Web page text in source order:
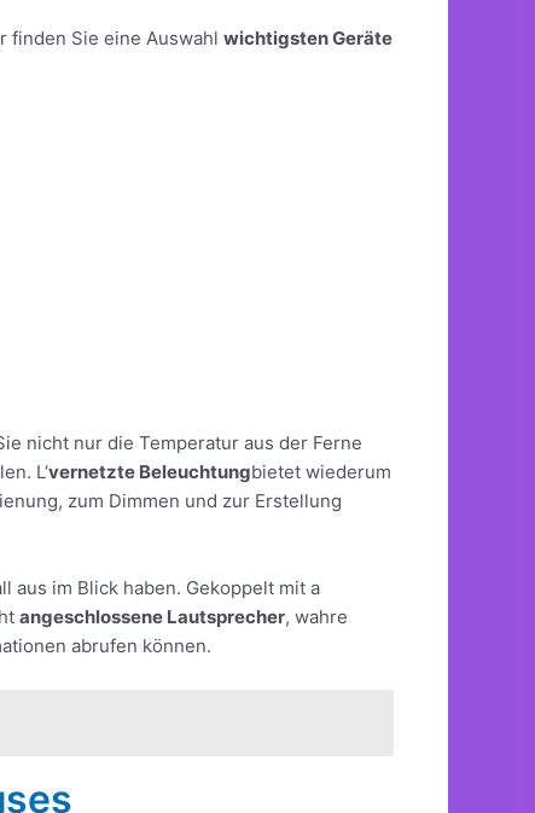
finden Sie eine Auswahl wichtigsten Geräte
nicht nur die Temperatur aus der Ferne
L‘vernetzte Beleuchtungbietet wiederum
zum Dimmen und zur Erstellung
aus im Blick haben. Gekoppelt mit a
angeschlossene Lautsprecher, wahre
abrufen können.